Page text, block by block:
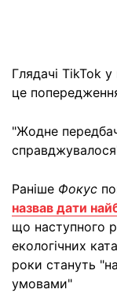
Глядачі TikTok
це
"Жодне
Раніше Фокус
назвав дати
що наступного
екологічних
роки стануть
умовами"